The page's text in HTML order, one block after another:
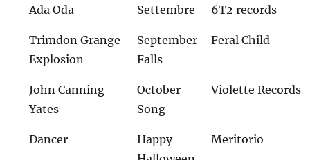
Ada Oda Settembre 6T2 records
Trimdon Grange
Explosion
September
Falls
Feral Child
John Canning
Yates
October
Song
Violette Records
Dancer
Happy
Meritorio